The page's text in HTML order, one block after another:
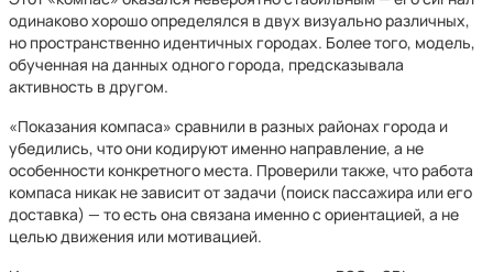
одинаково хорошо определялся в двух визуально различных,
но пространственно идентичных городах. Более того, модель,
обученная на данных одного города, предсказывала
активность в другом.
«Показания компаса» сравнили в разных районах города и
убедились, что они кодируют именно направление, а не
особенности конкретного места. Проверили также, что работа
компаса никак не зависит от задачи (поиск пассажира или его
доставка) — то есть она связана именно с ориентацией, а не
целью движения или мотивацией.